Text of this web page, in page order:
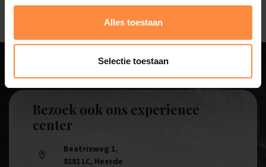
Alles toestaan
Selectie toestaan
Bezoek ook ons experience
center
Beatrixweg 1,
8181 LC, Heerde